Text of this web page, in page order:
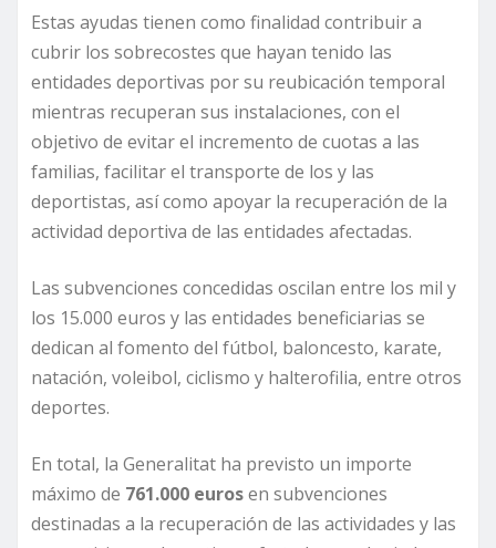
Estas ayudas tienen como finalidad contribuir a
cubrir los sobrecostes que hayan tenido las
entidades deportivas por su reubicación temporal
mientras recuperan sus instalaciones, con el
objetivo de evitar el incremento de cuotas a las
familias, facilitar el transporte de los y las
deportistas, así como apoyar la recuperación de la
actividad deportiva de las entidades afectadas.
Las subvenciones concedidas oscilan entre los mil y
los 15.000 euros y las entidades beneficiarias se
dedican al fomento del fútbol, baloncesto, karate,
natación, voleibol, ciclismo y halterofilia, entre otros
deportes.
En total, la Generalitat ha previsto un importe
máximo de 761.000 eurosen subvenciones
destinadas a la recuperación de las actividades y las